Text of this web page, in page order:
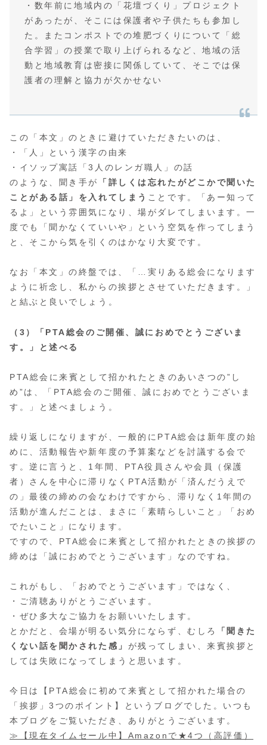
・数年前に地域内の「花壇づくり」プロジェクト
があったが、そこには保護者や子供たちも参加し
た。またコンポストでの堆肥づくりについて「総
合学習」の授業で取り上げられるなど、地域の活
動と地域教育は密接に関係していて、そこでは保
護者の理解と協力が欠かせない
この「本文」のときに避けていただきたいのは、
・「人」という漢字の由来
・イソップ寓話「3人のレンガ職人」の話
のような、聞き手が
「詳しくは忘れたがどこかで聞いた
ことがある話」を入れてしまう ことです。「あー知って
るよ」という雰囲気になり、場がダレてしまいます。一
度でも「聞かなくていいや」という空気を作ってしまう
と、そこから気を引くのはかなり大変です。
なお「本文」の終盤では、「…実りある総会になります
ように祈念し、私からの挨拶とさせていただきます。」
と結ぶと良いでしょう。
（3）「PTA総会のご開催、誠におめでとうございま
す。」と述べる
PTA総会に来賓として招かれたときのあいさつの”し
め”は、「PTA総会のご開催、誠におめでとうございま
す。」と述べましょう。
繰り返しになりますが、一般的にPTA総会は新年度の始
めに、活動報告や新年度の予算案などを討議する会で
す。逆に言うと、1年間、PTA役員さんや会員（保護
者）さんを中心に滞りなくPTA活動が「済んだうえで
の」最後の締めの会なわけですから、滞りなく1年間の
活動が進んだことは、まさに「素晴らしいこと」「おめ
でたいこと」になります。
ですので、PTA総会に来賓として招かれたときの挨拶の
締めは「誠におめでとうございます」なのですね。
これがもし、「おめでとうございます」ではなく、
・ご清聴ありがとうございます。
・ぜひ多大なご協力をお願いいたします。
とかだと、会場が明るい気分にならず、むしろ
「聞きた
くない話を聞かされた感」 が残ってしまい、来賓挨拶と
しては失敗になってしまうと思います。
今日は【PTA総会に初めて来賓として招かれた場合の
「挨拶」3つのポイント】というブログでした。いつも
本ブログをご覧いただき、ありがとうございます。
≫【現在タイムセール中】Amazonで★4つ（高評価）